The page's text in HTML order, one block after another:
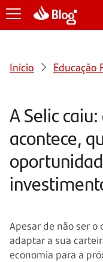
Início Educação
A Selic
acontece,
Apesar de não ser
adaptar a sua
economia para a